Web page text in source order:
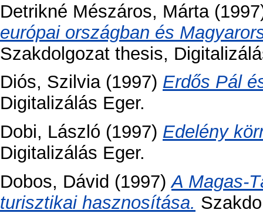
Detrikné Mészáros, Márta
európai országban és
Szakdolgozat thesis,
Diós, Szilvia(1997) Erdős Pál
Digitalizálás Eger.
Dobi, László (1997) Edelény
Digitalizálás Eger.
Dobos, Dávid (1997)A Magas-
turisztikai hasznosítása.